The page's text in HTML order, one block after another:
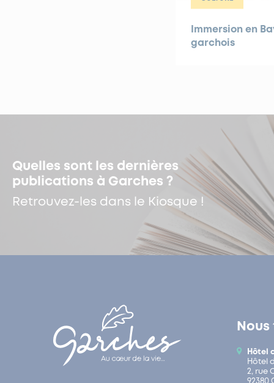
Immersion en
garchois
Quelles sont les dernières
publications à Garches ?
Retrouvez-les dans le Kiosque !
Hôtel
Hôtel
2, rue